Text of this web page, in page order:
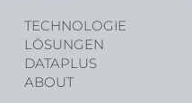
TECHNOLOGIE
LÖSUNGEN
DATAPLUS
ABOUT